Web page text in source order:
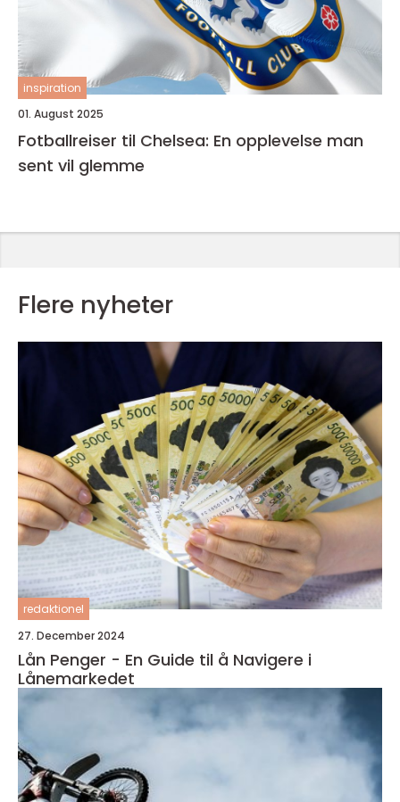
inspiration
01. August 2025
Fotballreiser til Chelsea: En opplevelse man
sent vil glemme
Flere nyheter
redaktionel
27. December 2024
Lån Penger - En Guide til å Navigere i
Lånemarkedet